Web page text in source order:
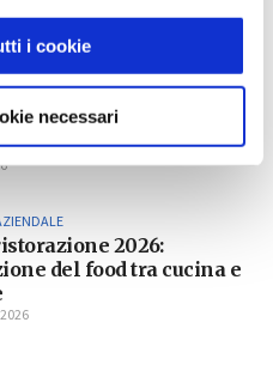
i cookie
necessari
dei rifiuti e RENTRI:
anno spartiacque
2026:
del food tra cucina e